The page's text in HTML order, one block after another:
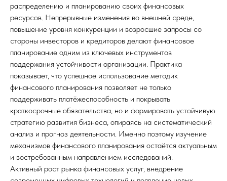
распределению и планированию своих финансовых
ресурсов. Непрерывные изменения во внешней среде,
повышение уровня конкуренции и возросшие запросы со
стороны инвесторов и кредиторов делают финансовое
планирование одним из ключевых инструментов
поддержания устойчивости организации. Практика
показывает, что успешное использование методик
финансового планирования позволяет не только
поддерживать платёжеспособность и покрывать
краткосрочные обязательства, но и формировать устойчивую
стратегию развития бизнеса, опираясь на систематический
анализ и прогноз деятельности. Именно поэтому изучение
механизмов финансового планирования остаётся актуальным
и востребованным направлением исследований.
Активный рост рынка финансовых услуг, внедрение